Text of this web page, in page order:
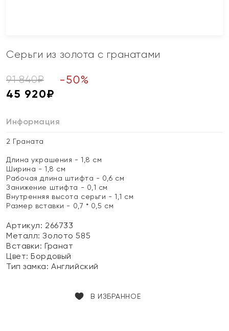
Серьги из золота с гранатами
91 840₽ -50%
45 920₽
Информация
2 Граната
Длина украшения - 1,8 см
Ширина - 1,8 см
Рабочая длина штифта - 0,6 см
Занижение штифта - 0,1 см
Внутренняя высота серьги - 1,1 см
Размер вставки - 0,7 * 0,5 см
Артикул: 266733
Металл:Золото 585
Вставки:Гранат
Цвет:Бордовый
Тип замка:Английский
В ИЗБРАННОЕ